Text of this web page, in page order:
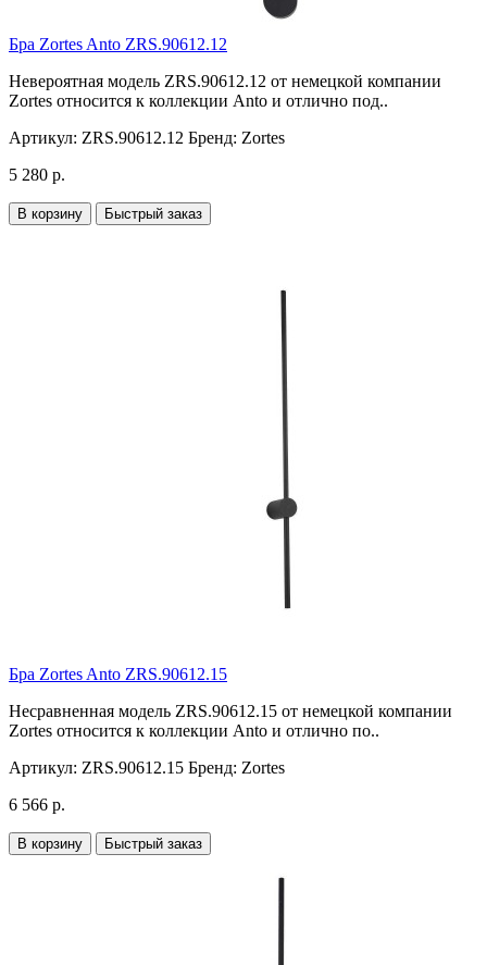
Бра Zortes Anto ZRS.90612.12
Невероятная модель ZRS.90612.12 от немецкой компании
Zortes относится к коллекции Anto и отлично под..
Артикул: ZRS.90612.12 Бренд: Zortes
5 280 р.
В корзину Быстрый заказ
Бра Zortes Anto ZRS.90612.15
Несравненная модель ZRS.90612.15 от немецкой компании
Zortes относится к коллекции Anto и отлично по..
Артикул: ZRS.90612.15 Бренд: Zortes
6 566 р.
В корзину Быстрый заказ